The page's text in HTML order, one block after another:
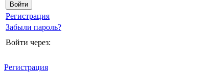
Регистрация
Забыли пароль?
Войти через:
Регистрация